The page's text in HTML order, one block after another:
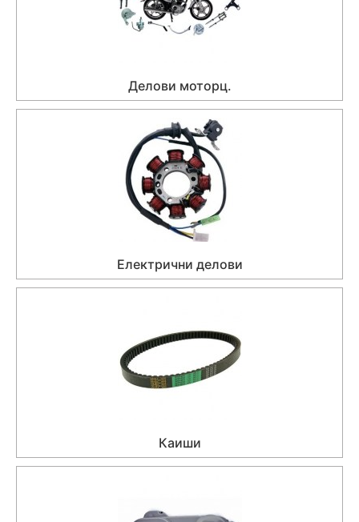
Делови моторц.
Електрични делови
Каиши